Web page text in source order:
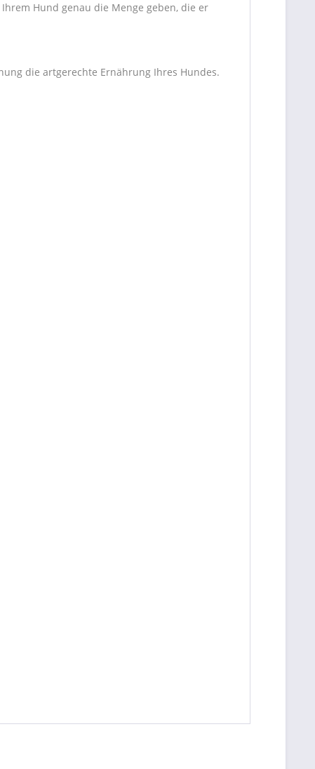
Hund genau die Menge geben, die er
die artgerechte Ernährung Ihres Hundes.